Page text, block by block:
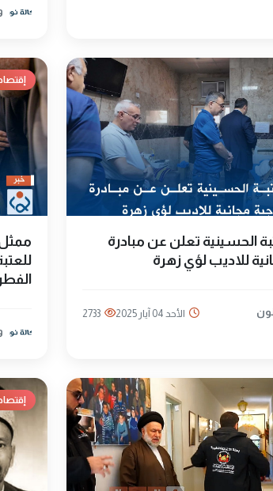
الحسينية تعلن عن مبادرة
للاديب لؤي زهرة
الأحد 04 آيار 2025 2733
ممثل